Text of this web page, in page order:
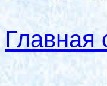
Главная